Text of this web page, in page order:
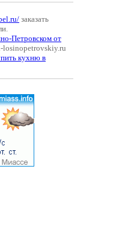
заказать
Петровском от
losinopetrovskiy.ru
кухню в